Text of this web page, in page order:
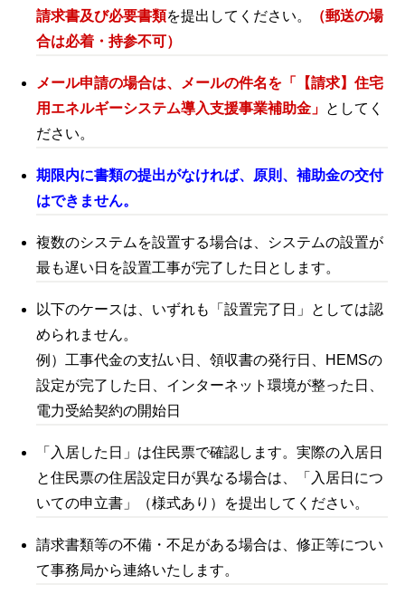
請求書及び必要書類を提出してください。
（郵送の場
合は必着・持参不可）
メール申請の場合は、メールの件名を「【請求】住宅
用エネルギーシステム導入支援事業補助金」 としてく
ださい。
期限内に書類の提出がなければ、原則、補助金の交付
はできません。
複数のシステムを設置する場合は、システムの設置が
最も遅い日を設置工事が完了した日とします。
以下のケースは、いずれも「設置完了日」としては認
められません。
例）工事代金の支払い日、領収書の発行日、
HEMSの
設定が完了した日、インターネット環境が整った日、
電力受給契約の開始日
「入居した日」は住民票で確認します。実際の入居日
と住民票の住居設定日が異なる場合は、「入居日につ
いての申立書」（様式あり）を提出してください。
請求書類等の不備・不足がある場合は、修正等につい
て事務局から連絡いたします。